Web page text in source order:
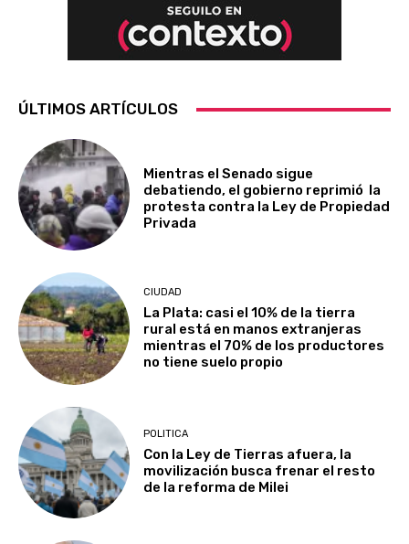
ÚLTIMOS ARTÍCULOS
Mientras el Senado sigue
debatiendo, el gobierno reprimió la
protesta contra la Ley de Propiedad
Privada
CIUDAD
La Plata: casi el 10% de la tierra
rural está en manos extranjeras
mientras el 70% de los productores
no tiene suelo propio
POLITICA
Con la Ley de Tierras afuera, la
movilización busca frenar el resto
de la reforma de Milei